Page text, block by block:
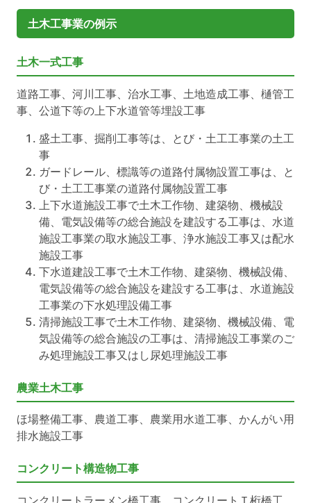
土木工事業の例示
土木一式工事
道路工事、河川工事、治水工事、土地造成工事、樋管工
事、公道下等の上下水道管等埋設工事
盛土工事、掘削工事等は、とび・土工工事業の土工
事
ガードレール、標識等の道路付属物設置工事は、と
び・土工工事業の道路付属物設置工事
上下水道施設工事で土木工作物、建築物、機械設
備、電気設備等の総合施設を建設する工事は、水道
施設工事業の取水施設工事、浄水施設工事又は配水
施設工事
下水道建設工事で土木工作物、建築物、機械設備、
電気設備等の総合施設を建設する工事は、水道施設
工事業の下水処理設備工事
清掃施設工事で土木工作物、建築物、機械設備、電
気設備等の総合施設の工事は、清掃施設工事業のご
み処理施設工事又はし尿処理施設工事
農業土木工事
ほ場整備工事、農道工事、農業用水道工事、かんがい用
排水施設工事
コンクリート構造物工事